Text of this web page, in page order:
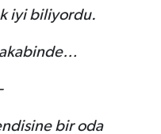
iyi biliyordu.
akabinde…
bir oda